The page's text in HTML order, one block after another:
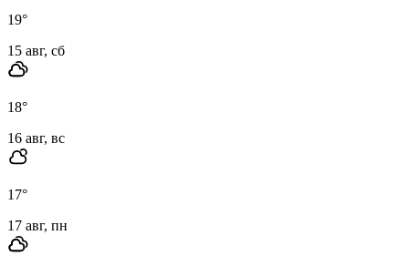
19°
15 авг, сб
18°
16 авг, вс
17°
17 авг, пн